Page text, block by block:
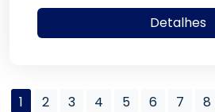
Detalhes
1 2 3 4 5 6 7 8